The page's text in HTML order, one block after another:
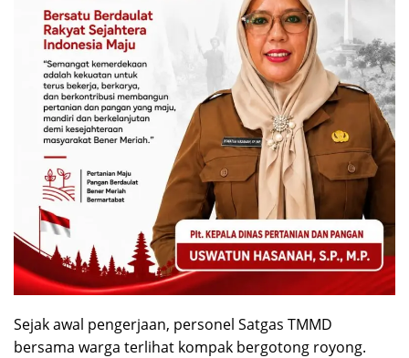
Sejak awal pengerjaan, personel Satgas TMMD
bersama warga terlihat kompak bergotong royong.